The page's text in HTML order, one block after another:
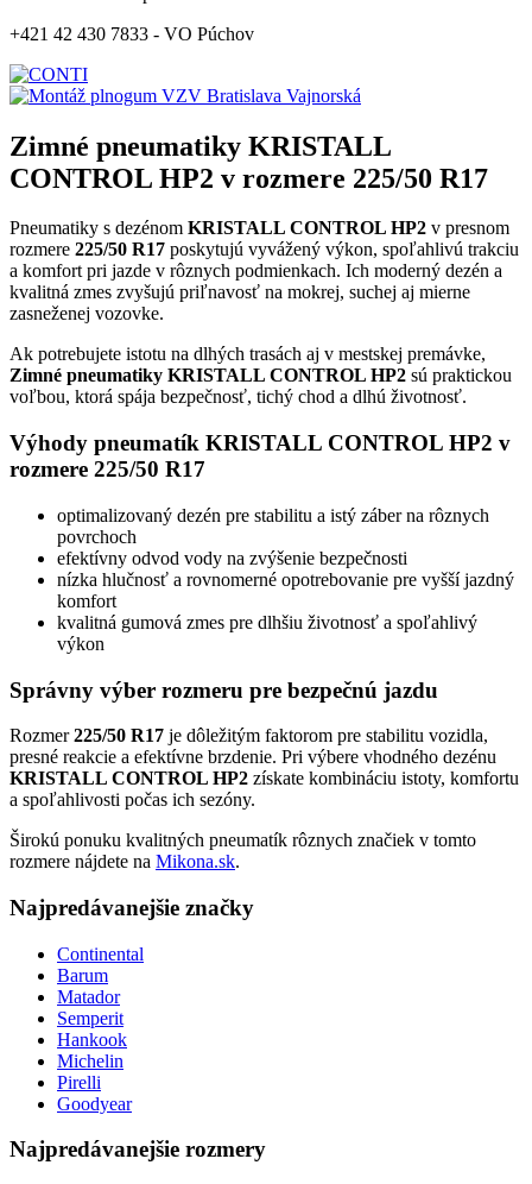
+421 42 430 7833 - VO Púchov
Zimné pneumatiky KRISTALL
CONTROL HP2 v rozmere 225/50 R17
Pneumatiky s dezénom KRISTALL CONTROL HP2 v presnom
rozmere 225/50 R17 poskytujú vyvážený výkon, spoľahlivú trakciu
a komfort pri jazde v rôznych podmienkach. Ich moderný dezén a
kvalitná zmes zvyšujú priľnavosť na mokrej, suchej aj mierne
zasneženej vozovke.
Ak potrebujete istotu na dlhých trasách aj v mestskej premávke,
Zimné pneumatiky KRISTALL CONTROL HP2 sú praktickou
voľbou, ktorá spája bezpečnosť, tichý chod a dlhú životnosť.
Výhody pneumatík KRISTALL CONTROL HP2 v
rozmere 225/50 R17
optimalizovaný dezén pre stabilitu a istý záber na rôznych
povrchoch
efektívny odvod vody na zvýšenie bezpečnosti
nízka hlučnosť a rovnomerné opotrebovanie pre vyšší jazdný
komfort
kvalitná gumová zmes pre dlhšiu životnosť a spoľahlivý
výkon
Správny výber rozmeru pre bezpečnú jazdu
Rozmer225/50 R17 je dôležitým faktorom pre stabilitu vozidla,
presné reakcie a efektívne brzdenie. Pri výbere vhodného dezénu
KRISTALL CONTROL HP2 získate kombináciu istoty, komfortu
a spoľahlivosti počas ich sezóny.
Širokú ponuku kvalitných pneumatík rôznych značiek v tomto
rozmere nájdete na Mikona.sk.
Najpredávanejšie značky
Continental
Barum
Matador
Semperit
Hankook
Michelin
Pirelli
Goodyear
Najpredávanejšie rozmery